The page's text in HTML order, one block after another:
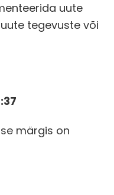
uute
tegevuste või
märgis on